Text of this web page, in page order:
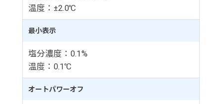
温度：±2.0℃
最小表示
塩分濃度：0.1%
温度：0.1℃
オートパワーオフ